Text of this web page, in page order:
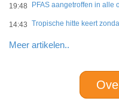
19:48 PFAS aangetroffen in
14:43 Tropische hitte keert
Meer artikelen..